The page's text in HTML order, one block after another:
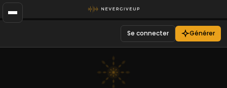
Se connecter Générer